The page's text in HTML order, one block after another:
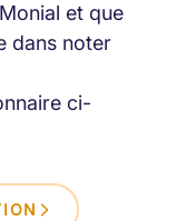
et que
dans noter
ci-